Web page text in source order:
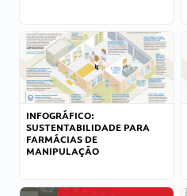
INFOGRÁFICO:
SUSTENTABILIDADE PARA
FARMÁCIAS DE
MANIPULAÇÃO